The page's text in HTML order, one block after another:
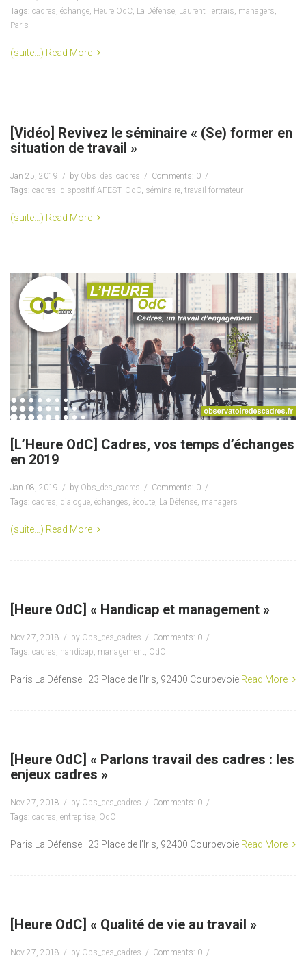
Tags: cadres, échange, Heure OdC, La Défense, Laurent Tertrais, managers,
Paris
(suite…) Read More
[Vidéo] Revivez le séminaire « (Se) former en
situation de travail »
Jan 25, 2019 by Obs_des_cadres
Comments: 0
Tags: cadres, dispositif AFEST, OdC, séminaire, travail formateur
(suite…) Read More
[L’Heure OdC] Cadres, vos temps d’échanges
en 2019
Jan 08, 2019 by Obs_des_cadres
Comments: 0
Tags: cadres, dialogue, échanges, écoute, La Défense, managers
(suite…) Read More
[Heure OdC] « Handicap et management »
Nov 27, 2018 by Obs_des_cadres
Comments: 0
Tags: cadres, handicap, management, OdC
Paris La Défense | 23 Place de l’Iris, 92400 Courbevoie Read More
[Heure OdC] « Parlons travail des cadres : les
enjeux cadres »
Nov 27, 2018 by Obs_des_cadres
Comments: 0
Tags: cadres, entreprise, OdC
Paris La Défense | 23 Place de l’Iris, 92400 Courbevoie Read More
[Heure OdC] « Qualité de vie au travail »
Nov 27, 2018 by Obs_des_cadres
Comments: 0